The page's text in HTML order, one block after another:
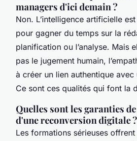
managers d'ici demain ?
Non. L’intelligence artificielle
pour gagner du temps sur la
planification ou l’analyse. Mais
pas le jugement humain,
à créer un lien authentique avec
Ce sont ces qualités qui font la
Quelles sont les garanties
d'une reconversion digitale ?
Les formations sérieuses